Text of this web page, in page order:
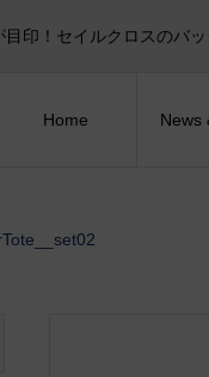
印！セイルクロスのバ
Home News